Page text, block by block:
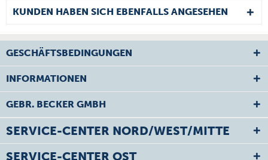
KUNDEN HABEN SICH EBENFALLS ANGESEHEN
GESCHÄFTSBEDINGUNGEN
INFORMATIONEN
GEBR. BECKER GMBH
SERVICE-CENTER NORD/WEST/MITTE
SERVICE-CENTER OST